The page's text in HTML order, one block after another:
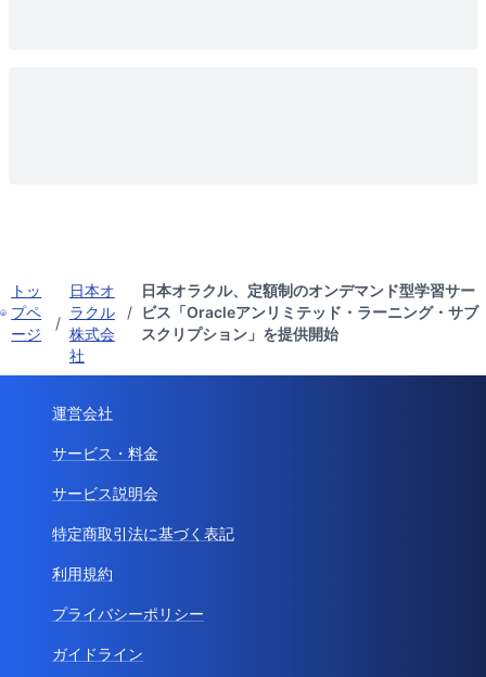
トッ
プペ
ージ
/
日本オ
ラクル
株式会
社
/
日本オラクル、定額制のオンデマンド型学習サー
ビス「Oracleアンリミテッド・ラーニング・サブ
スクリプション」を提供開始
運営会社
サービス・料金
サービス説明会
特定商取引法に基づく表記
利用規約
プライバシーポリシー
ガイドライン